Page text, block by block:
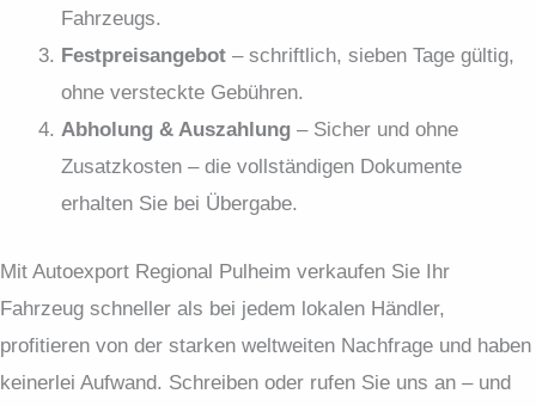
Fahrzeugs.
Festpreis­angebot – schriftlich, sieben Tage gültig,
ohne versteckte Gebühren.
Abholung & Auszahlung – Sicher und ohne
Zusatzkosten – die vollständigen Dokumente
erhalten Sie bei Übergabe.
Mit Autoexport Regional Pulheim verkaufen Sie Ihr
Fahrzeug schneller als bei jedem lokalen Händler,
profitieren von der starken weltweiten Nachfrage und haben
keinerlei Aufwand. Schreiben oder rufen Sie uns an – und